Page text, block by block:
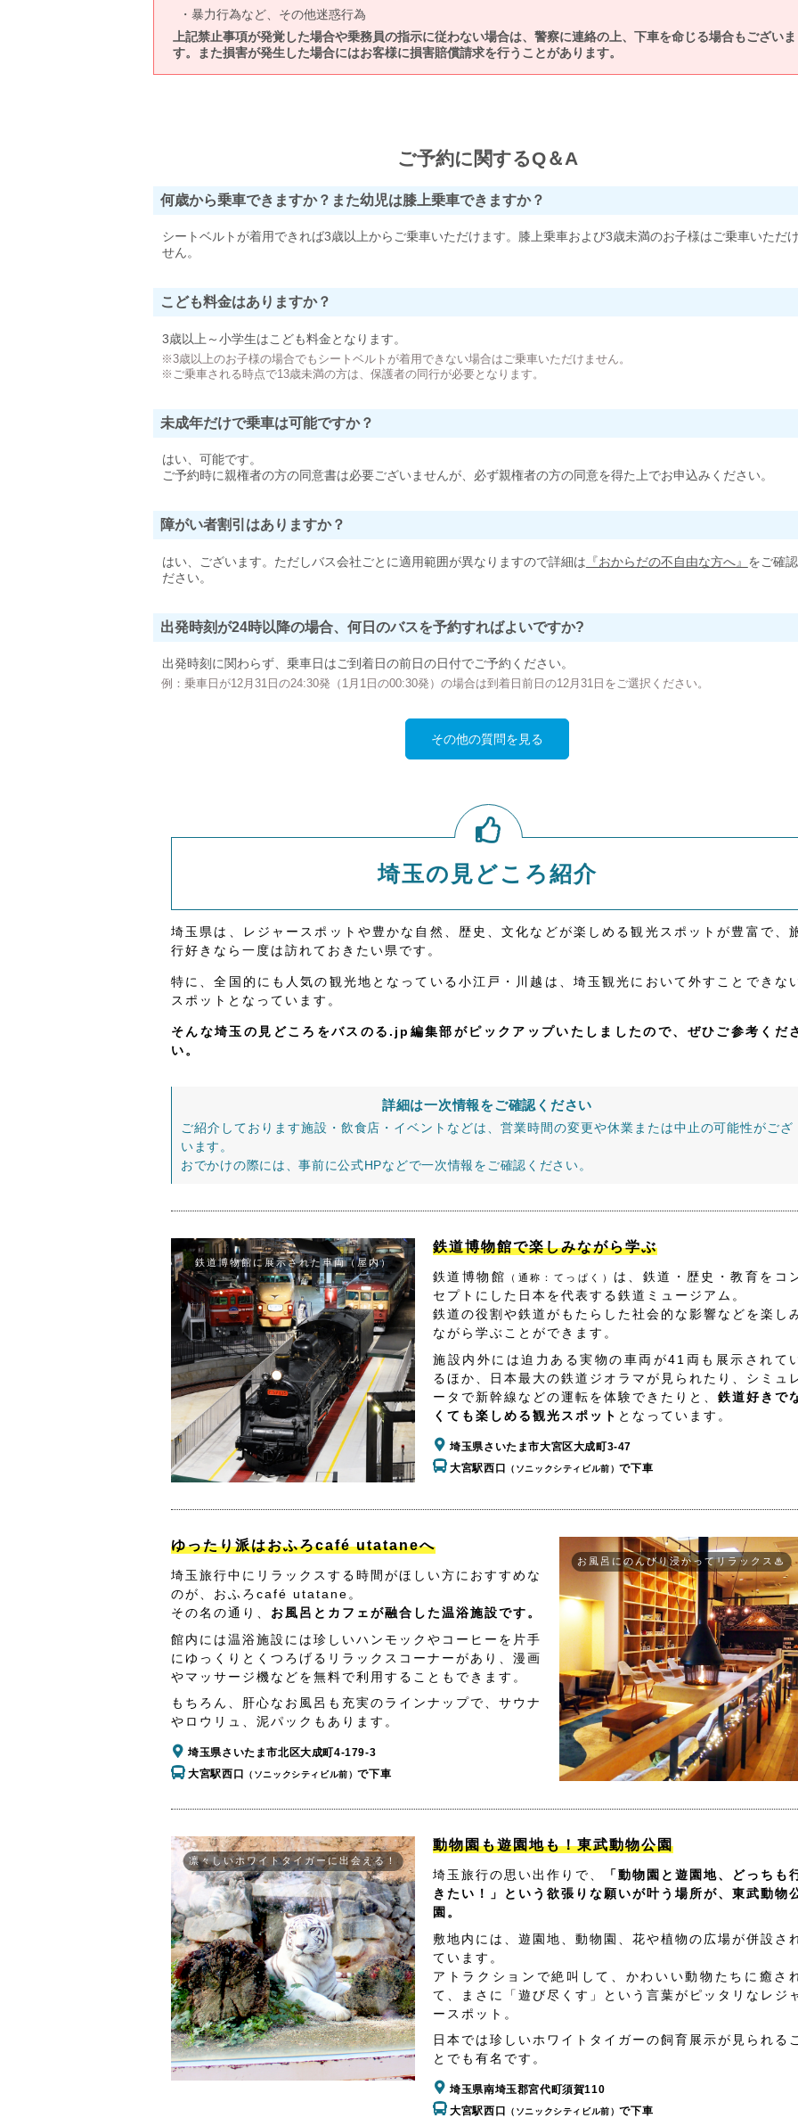
暴力行為など、その他迷惑行為
上記禁止事項が発覚した場合や乗務員の指示に従わない場合は、警察に連絡の上、下車を命じる場合もございま
す。また損害が発生した場合にはお客様に損害賠償請求を行うことがあります。
ご予約に関するQ＆A
何歳から乗車できますか？また幼児は膝上乗車できますか？
シートベルトが着用できれば3歳以上からご乗車いただけます。膝上乗車および3歳未満のお子様はご乗車いただ
せん。
こども料金はありますか？
3歳以上～小学生はこども料金となります。
※3歳以上のお子様の場合でもシートベルトが着用できない場合はご乗車いただけません。
※ご乗車される時点で13歳未満の方は、保護者の同行が必要となります。
未成年だけで乗車は可能ですか？
はい、可能です。
ご予約時に親権者の方の同意書は必要ございませんが、必ず親権者の方の同意を得た上でお申込みください。
障がい者割引はありますか？
はい、ございます。ただしバス会社ごとに適用範囲が異なりますので詳細は 『おからだの不自由な方へ』 をご確
ださい。
出発時刻が24時以降の場合、何日のバスを予約すればよいですか?
出発時刻に関わらず、乗車日はご到着日の前日の日付でご予約ください。
例：乗車日が12月31日の24:30発（1月1日の00:30発）の場合は到着日前日の12月31日をご選択ください。
その他の質問を見る
埼玉の見どころ紹介
埼玉県は、レジャースポットや豊かな自然、歴史、文化などが楽しめる観光スポットが豊富で、
行好きなら一度は訪れておきたい県です。
特に、全国的にも人気の観光地となっている小江戸・川越は、埼玉観光において外すことできな
スポットとなっています。
そんな埼玉の見どころをバスのる.jp編集部がピックアップいたしましたので、ぜひご参考くだ
い。
詳細は一次情報をご確認ください
ご紹介しております施設・飲食店・イベントなどは、営業時間の変更や休業または中止の可能性がござ
います。
おでかけの際には、事前に公式HPなどで一次情報をご確認ください。
鉄道博物館に展示された車両（屋内）
鉄道博物館で楽しみながら学ぶ
鉄道博物館 （通称：てっぱく） は、鉄道・歴史・教育をコ
セプトにした日本を代表する鉄道ミュージアム。
鉄道の役割や鉄道がもたらした社会的な影響などを楽し
ながら学ぶことができます。
施設内外には迫力ある実物の車両が41両も展示されて
るほか、日本最大の鉄道ジオラマが見られたり、シミュ
ータで新幹線などの運転を体験できたりと、 鉄道好きで
くても楽しめる観光スポット となっています。
埼玉県さいたま市大宮区大成町3-47
大宮駅西口
（ソニックシティビル前）で下車
ゆったり派はおふろcafé utataneへ
埼玉旅行中にリラックスする時間がほしい方におすすめな
のが、おふろcafé utatane。
その名の通り、 お風呂とカフェが融合した温浴施設です。
館内には温浴施設には珍しいハンモックやコーヒーを片手
にゆっくりとくつろげるリラックスコーナーがあり、漫画
やマッサージ機などを無料で利用することもできます。
もちろん、肝心なお風呂も充実のラインナップで、サウナ
やロウリュ、泥パックもあります。
埼玉県さいたま市北区大成町4-179-3
大宮駅西口
（ソニックシティビル前）で下車
お風呂にのんびり浸かってリラックス♨
凛々しいホワイトタイガーに出会える！
動物園も遊園地も！東武動物公園
埼玉旅行の思い出作りで、
「動物園と遊園地、どっちも
きたい！」という欲張りな願いが叶う場所が、東武動物
園。
敷地内には、遊園地、動物園、花や植物の広場が併設さ
ています。
アトラクションで絶叫して、かわいい動物たちに癒さ
て、まさに「遊び尽くす」という言葉がピッタリなレジ
ースポット。
日本では珍しいホワイトタイガーの飼育展示が見られる
とでも有名です。
埼玉県南埼玉郡宮代町須賀110
大宮駅西口
（ソニックシティビル前）で下車